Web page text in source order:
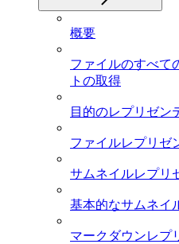
概要
ファイルのすべて
トの取得
目的のレプリゼン
ファイルレプリゼ
サムネイルレプリ
基本的なサムネイ
マークダウンレプ